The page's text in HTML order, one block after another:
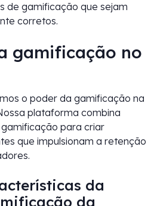
de gamificação que sejam
corretos.
gamificação no
o poder da gamificação na
plataforma combina
para criar
que impulsionam a retenção
da
da